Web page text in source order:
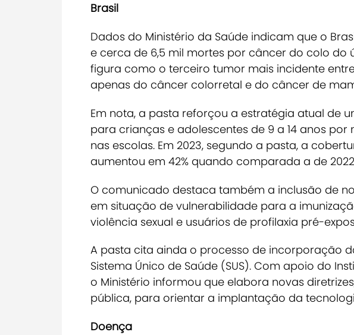
Brasil
Dados do Ministério da Saúde indicam que o
e cerca de 6,5 mil mortes por câncer do colo do
figura como o terceiro tumor mais incidente
apenas do câncer colorretal e do câncer de
Em nota, a pasta reforçou a estratégia atual de
para crianças e adolescentes de 9 a 14 anos
nas escolas. Em 2023, segundo a pasta, a
aumentou em 42% quando comparada a de
O comunicado destaca também a inclusão de
em situação de vulnerabilidade para a
violência sexual e usuários de profilaxia pré-
A pasta cita ainda o processo de incorporação
Sistema Único de Saúde (SUS). Com apoio do
o Ministério informou que elabora novas
pública, para orientar a implantação da
Doença